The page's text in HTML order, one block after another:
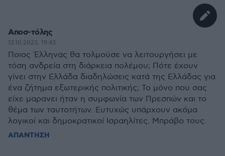
Αποσ-τόλης
13.10.2023, 19:43
Ποιος Έλληνας θα τολμούσε να λειτουργήσει με
τόση ανδρεία στη διάρκεια πολέμου; Πότε έχουν
γίνει στην Ελλάδα διαδηλώσεις κατά της Ελλάδας για
ένα ζήτημα εξωτερικής πολιτικής; Το μόνο που σας
είχε μαρανει ήταν η συμφωνία των Πρεσπών και το
θέμα των ταυτοτήτων. Ευτυχώς υπάρχουν ακόμα
λογικοί και δημοκρατικοί Ισραηλίτες. Μπράβο τους.
ΑΠΑΝΤΗΣΗ